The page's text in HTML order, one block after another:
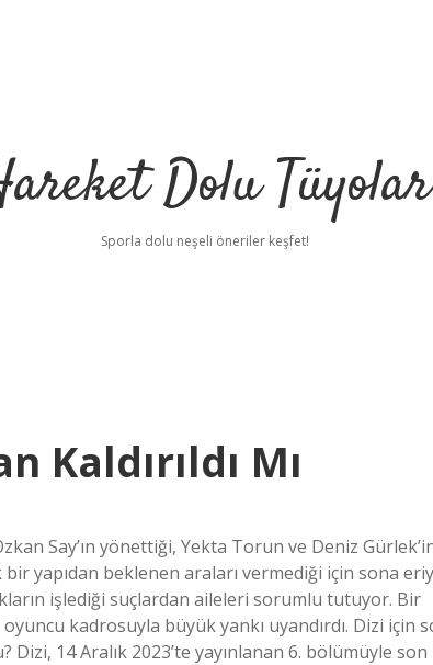
Dolu Tüyolar
Sporla dolu neşeli öneriler keşfet!
Kaldırıldı Mı
Say’ın yönettiği, Yekta Torun ve Deniz
yapıdan beklenen araları vermediği için sona
işlediği suçlardan aileleri sorumlu tutuyor. Bir
kadrosuyla büyük yankı uyandırdı. Dizi için
14 Aralık 2023’te yayınlanan 6. bölümüyle son